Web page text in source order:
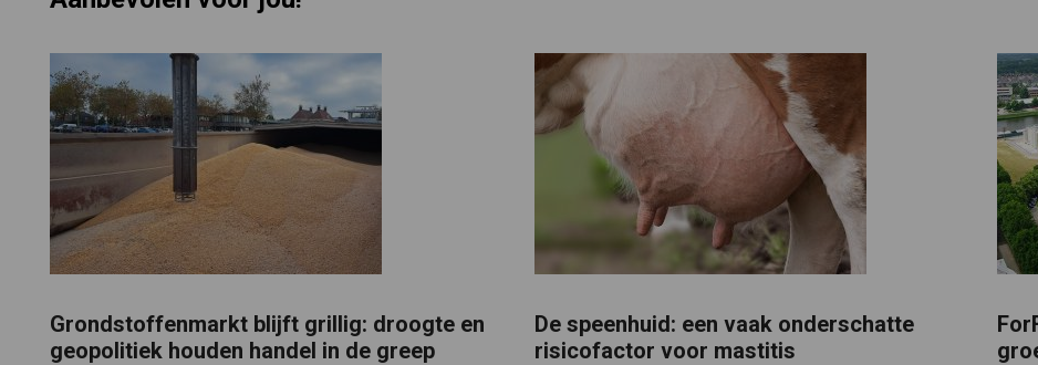
Grondstoffenmarkt blijft grillig: droogte en
geopolitiek houden handel in de greep
De speenhuid: een vaak onderschatte
risicofactor voor mastitis